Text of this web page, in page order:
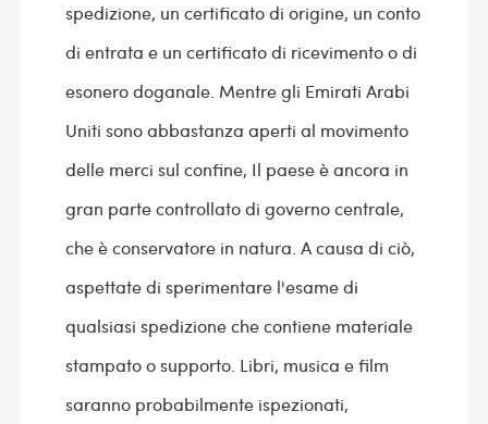
spedizione, un certificato di origine, un conto
di entrata e un certificato di ricevimento o di
esonero doganale. Mentre gli Emirati Arabi
Uniti sono abbastanza aperti al movimento
delle merci sul confine, Il paese è ancora in
gran parte controllato di governo centrale,
che è conservatore in natura. A causa di ciò,
aspettate di sperimentare l'esame di
qualsiasi spedizione che contiene materiale
stampato o supporto. Libri, musica e film
saranno probabilmente ispezionati,